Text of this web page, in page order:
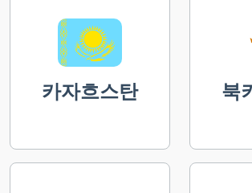
카자흐스탄 북